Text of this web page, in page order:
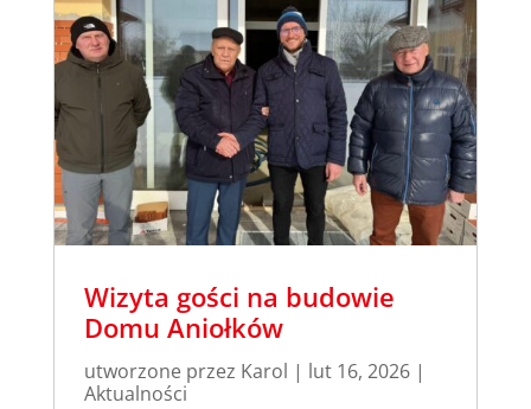
Wizyta gości na budowie
Domu Aniołków
utworzone przez Karol | lut 16, 2026|
Aktualności